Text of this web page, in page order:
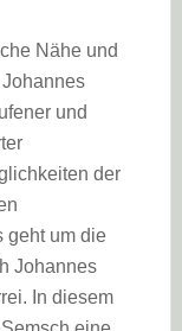
Nähe und
und
der
geht um die
Johannes
In diesem